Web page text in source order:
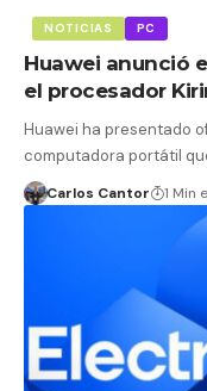
NOTICIAS PC
Huawei anunció
el procesador
Huawei ha presentado
computadora portátil
Carlos Cantor 1 Min